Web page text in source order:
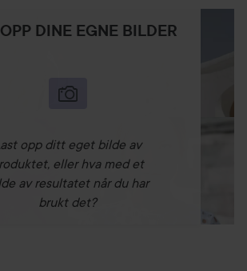
DINE EGNE BILDER
opp ditt eget bilde av
eller hva med et
av resultatet når du har
brukt det?